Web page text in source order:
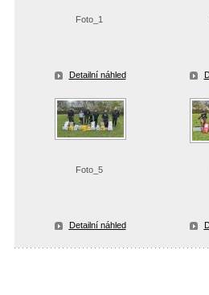
Foto_1
Detailní náhled
Foto_5
Detailní náhled